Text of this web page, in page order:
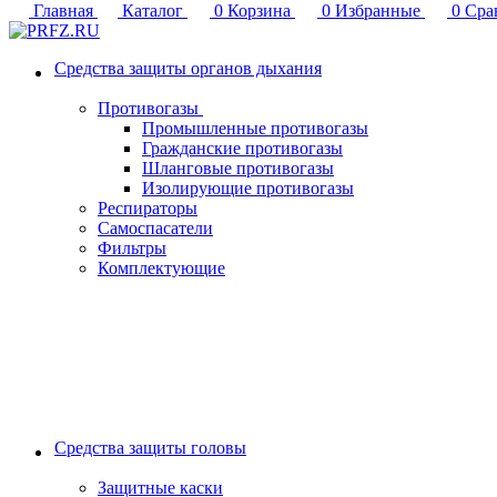
Главная
Каталог 0 Корзина 0 Избранные 0
Средства защиты органов дыхания
Противогазы
Промышленные противогазы
Гражданские противогазы
Шланговые противогазы
Изолирующие противогазы
Респираторы
Самоспасатели
Фильтры
Комплектующие
Средства защиты головы
Защитные каски